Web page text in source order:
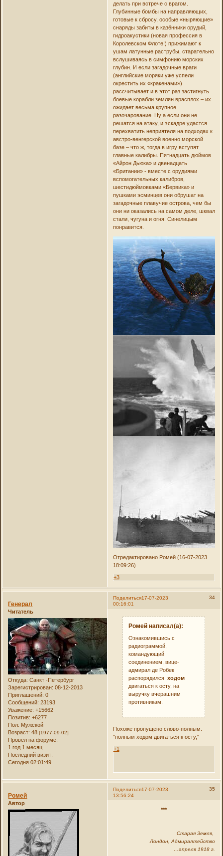
делать при встрече с врагом.
Глубинные бомбы на направляющих,
готовые к сбросу, особые «ныряющие»
снаряды забиты в казённики орудий,
гидроакустики (новая профессия в
Королевском Флоте!) прижимают к
ушам латунные раструбы, старательно
вслушиваясь в симфонию морских
глубин. И если загадочные враги
(английские моряки уже успели
окрестить их «кракенами»)
рассчитывает и в этот раз застигнуть
боевые корабли землян врасплох – их
ожидает весьма крупное
разочарование. Ну а если они не
решатся на атаку, и эскадре удастся
перехватить неприятеля на подходах к
австро-венгерской военно морской
базе – что ж, тогда в игру вступят
главные калибры. Пятнадцать дюймов
«Айрон Дьюка» и двенадцать
«Британии» - вместе с орудиями
вспомогательных калибров,
шестидюймовками «Бервика» и
пушками эсминцев они обрушат на
загадочные плавучие острова, чем бы
они ни оказались на самом деле, шквал
стали, чугуна и огня. Синелицым
понравится.
Отредактировано Ромей (16-07-2023
18:09:26)
+3
Поделиться 34
17-07-2023
00:16:01
Генерал
Читатель
Откуда: Санкт -Петербург
Зарегистрирован: 08-12-2013
Приглашений: 0
Сообщений: 23193
Уважение: +15662
Позитив: +6277
Пол: Мужской
Возраст: 48[1977-09-02]
Провел на форуме:
1 год 1 месяц
Последний визит:
Сегодня 02:01:49
Ромей написал(а):
Ознакомившись с
радиограммой,
командующий
соединением, вице-
адмирал де Робек
распорядилсяходом
двигаться к осту, на
выручку вчерашним
противникам.
Похоже пропущено слово-полным.
"полным ходом двигаться к осту,"
+1
Поделиться 35
17-07-2023
13:56:24
Ромей
Автор
***
Старая Земля,
Лондон, Адмиралтейство
…апреля 1918 г.